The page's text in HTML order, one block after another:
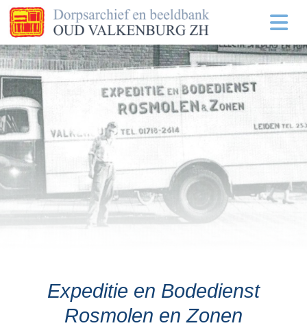
Expeditie en Bodedienst
Rosmolen en Zonen